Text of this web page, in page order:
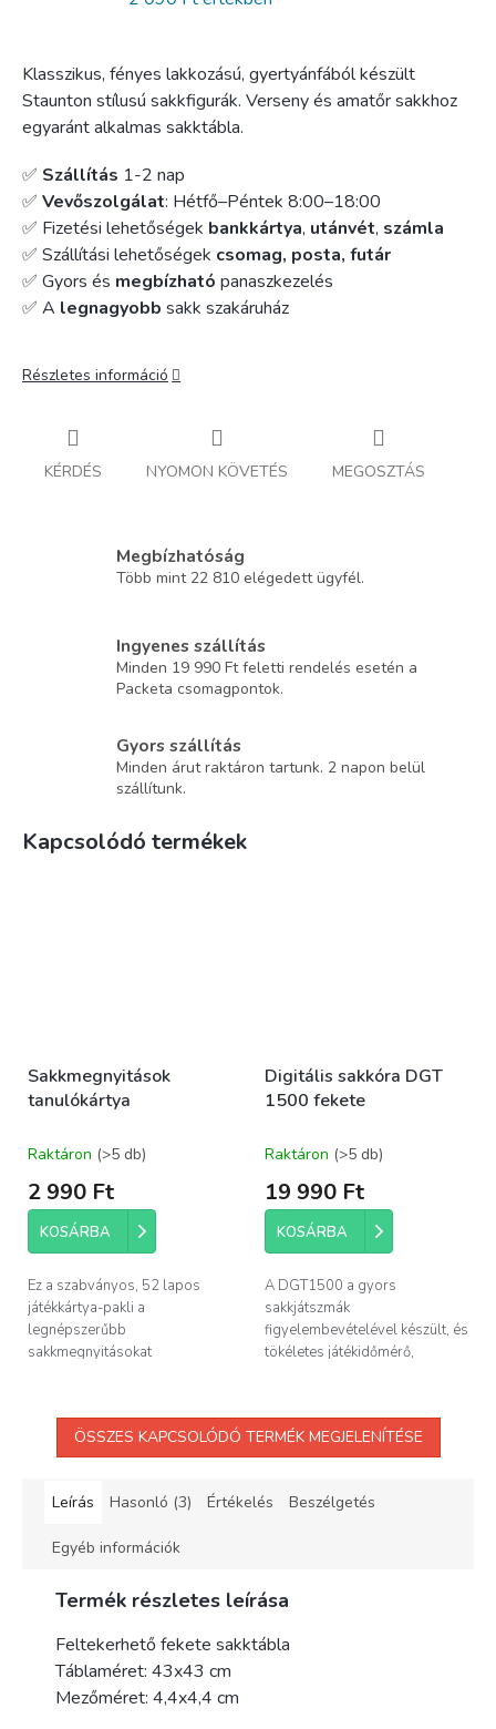
Klasszikus, fényes lakkozású, gyertyánfából készült
Staunton stílusú sakkfigurák. Verseny és amatőr sakkhoz
egyaránt alkalmas sakktábla.
✅ Szállítás 1-2 nap
✅ Vevőszolgálat: Hétfő–Péntek 8:00–18:00
✅ Fizetési lehetőségek bankkártya, utánvét, számla
✅ Szállítási lehetőségek csomag, posta, futár
✅ Gyors és megbízható panaszkezelés
✅ A legnagyobb sakk szakáruház
Részletes információ
KÉRDÉS NYOMON KÖVETÉS MEGOSZTÁS
Megbízhatóság
Több mint 22 810 elégedett ügyfél.
Ingyenes szállítás
Minden 19 990 Ft feletti rendelés esetén a
Packeta csomagpontok.
Gyors szállítás
Minden árut raktáron tartunk. 2 napon belül
szállítunk.
Kapcsolódó termékek
Sakkmegnyitások
tanulókártya
Raktáron (>5 db)
2 990 Ft
KOSÁRBA
Ez a szabványos, 52 lapos
játékkártya-pakli a
legnépszerűbb
sakkmegnyitásokat
Digitális sakkóra DGT
1500 fekete
Raktáron (>5 db)
19 990 Ft
KOSÁRBA
A DGT1500 a gyors
sakkjátszmák
figyelembevételével készült, és
tökéletes játékidőmérő,
ÖSSZES KAPCSOLÓDÓ TERMÉK MEGJELENÍTÉSE
Leírás Hasonló (3) Értékelés Beszélgetés
Egyéb információk
Termék részletes leírása
Feltekerhető fekete sakktábla
Táblaméret: 43x43 cm
Mezőméret: 4,4x4,4 cm